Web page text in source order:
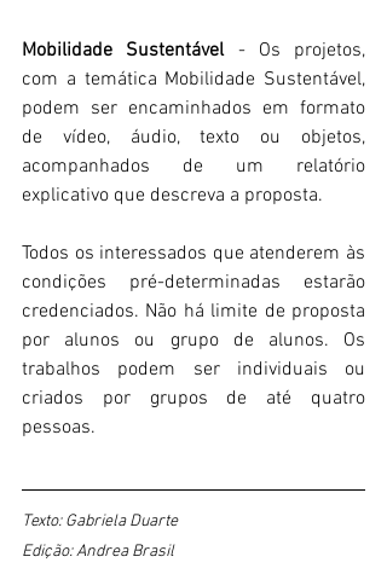
Mobilidade Sustentável - Os projetos,
com a temática Mobilidade Sustentável,
podem ser encaminhados em formato
de vídeo, áudio, texto ou objetos,
acompanhados de um relatório
explicativo que descreva a proposta.
Todos os interessados que atenderem às
condições pré-determinadas estarão
credenciados. Não há limite de proposta
por alunos ou grupo de alunos. Os
trabalhos podem ser individuais ou
criados por grupos de até quatro
pessoas.
Texto: Gabriela Duarte
Edição: Andrea Brasil